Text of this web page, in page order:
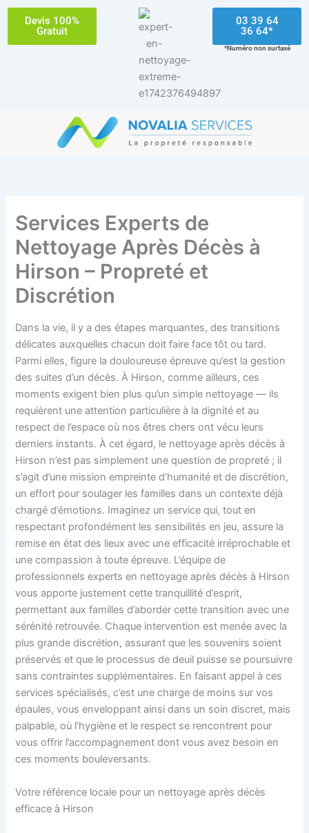
Aller
contenu
03 39 64
36 64*
*Numéro non surtaxé
Devis 100%
Gratuit
Services Experts de
Nettoyage Après Décès à
Hirson – Propreté et
Discrétion
Dans la vie, il y a des étapes marquantes, des transitions
délicates auxquelles chacun doit faire face tôt ou tard.
Parmi elles, figure la douloureuse épreuve qu’est la gestion
des suites d’un décès. À Hirson, comme ailleurs, ces
moments exigent bien plus qu’un simple nettoyage — ils
requièrent une attention particulière à la dignité et au
respect de l’espace où nos êtres chers ont vécu leurs
derniers instants. À cet égard, le nettoyage après décès à
Hirson n’est pas simplement une question de propreté ; il
s’agit d’une mission empreinte d’humanité et de discrétion,
un effort pour soulager les familles dans un contexte déjà
chargé d’émotions. Imaginez un service qui, tout en
respectant profondément les sensibilités en jeu, assure la
remise en état des lieux avec une efficacité irréprochable et
une compassion à toute épreuve. L’équipe de
professionnels experts en nettoyage après décès à Hirson
vous apporte justement cette tranquillité d’esprit,
permettant aux familles d’aborder cette transition avec une
sérénité retrouvée. Chaque intervention est menée avec la
plus grande discrétion, assurant que les souvenirs soient
préservés et que le processus de deuil puisse se poursuivre
sans contraintes supplémentaires. En faisant appel à ces
services spécialisés, c’est une charge de moins sur vos
épaules, vous enveloppant ainsi dans un soin discret, mais
palpable, où l’hygiène et le respect se rencontrent pour
vous offrir l’accompagnement dont vous avez besoin en
ces moments bouleversants.
Votre référence locale pour un nettoyage après décès
efficace à Hirson